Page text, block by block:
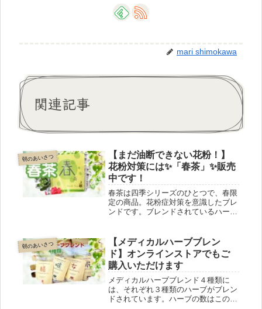
mari shimokawa
関連記事
朝のあいさつ
【まだ油断できない花粉！】
花粉対策には✨「春茶」✨販売
中です！
春茶は四季シリーズのひとつで、春限
定の商品。花粉症対策を意識したブレ
ンドです。ブレンドされているハーブ
花粉症対策、症状の軽い方ならこれだ
けでOKかも！？この時期だけ販売さ
れるお茶。大人気です！
朝のあいさつ
【メディカルハーブブレン
ド】オンラインストアでもご
購入いただけます
メディカルハーブブレンド４種類に
は、それぞれ３種類のハーブがブレン
ドされています。ハーブの数はこのく